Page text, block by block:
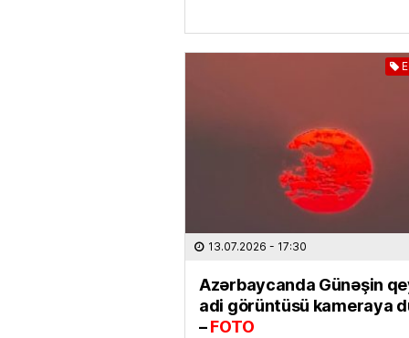
13.07.2026 - 17:30
Azərbaycanda Günəşin
adi görüntüsü kameraya
–FOTO